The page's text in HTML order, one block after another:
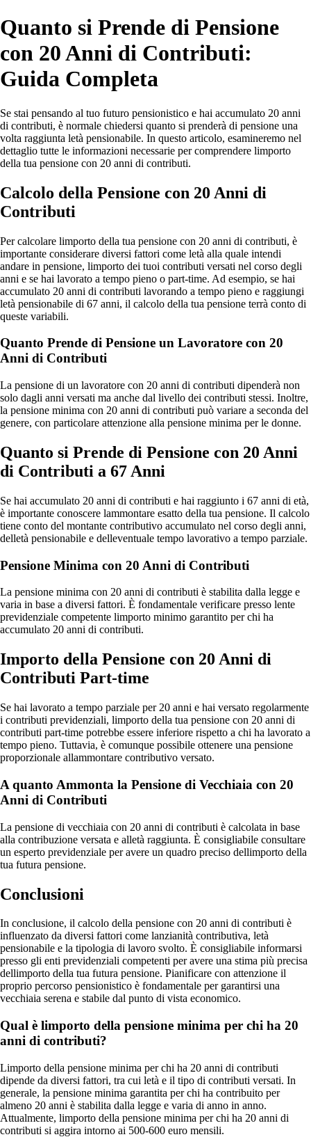
Quanto si Prende di Pensione
con 20 Anni di Contributi:
Guida Completa
Se stai pensando al tuo futuro pensionistico e hai accumulato 20 anni
di contributi, è normale chiedersi quanto si prenderà di pensione una
volta raggiunta letà pensionabile. In questo articolo, esamineremo nel
dettaglio tutte le informazioni necessarie per comprendere limporto
della tua pensione con 20 anni di contributi.
Calcolo della Pensione con 20 Anni di
Contributi
Per calcolare limporto della tua pensione con 20 anni di contributi, è
importante considerare diversi fattori come letà alla quale intendi
andare in pensione, limporto dei tuoi contributi versati nel corso degli
anni e se hai lavorato a tempo pieno o part-time. Ad esempio, se hai
accumulato 20 anni di contributi lavorando a tempo pieno e raggiungi
letà pensionabile di 67 anni, il calcolo della tua pensione terrà conto di
queste variabili.
Quanto Prende di Pensione un Lavoratore con 20
Anni di Contributi
La pensione di un lavoratore con 20 anni di contributi dipenderà non
solo dagli anni versati ma anche dal livello dei contributi stessi. Inoltre,
la pensione minima con 20 anni di contributi può variare a seconda del
genere, con particolare attenzione alla pensione minima per le donne.
Quanto si Prende di Pensione con 20 Anni
di Contributi a 67 Anni
Se hai accumulato 20 anni di contributi e hai raggiunto i 67 anni di età,
è importante conoscere lammontare esatto della tua pensione. Il calcolo
tiene conto del montante contributivo accumulato nel corso degli anni,
delletà pensionabile e delleventuale tempo lavorativo a tempo parziale.
Pensione Minima con 20 Anni di Contributi
La pensione minima con 20 anni di contributi è stabilita dalla legge e
varia in base a diversi fattori. È fondamentale verificare presso lente
previdenziale competente limporto minimo garantito per chi ha
accumulato 20 anni di contributi.
Importo della Pensione con 20 Anni di
Contributi Part-time
Se hai lavorato a tempo parziale per 20 anni e hai versato regolarmente
i contributi previdenziali, limporto della tua pensione con 20 anni di
contributi part-time potrebbe essere inferiore rispetto a chi ha lavorato a
tempo pieno. Tuttavia, è comunque possibile ottenere una pensione
proporzionale allammontare contributivo versato.
A quanto Ammonta la Pensione di Vecchiaia con 20
Anni di Contributi
La pensione di vecchiaia con 20 anni di contributi è calcolata in base
alla contribuzione versata e alletà raggiunta. È consigliabile consultare
un esperto previdenziale per avere un quadro preciso dellimporto della
tua futura pensione.
Conclusioni
In conclusione, il calcolo della pensione con 20 anni di contributi è
influenzato da diversi fattori come lanzianità contributiva, letà
pensionabile e la tipologia di lavoro svolto. È consigliabile informarsi
presso gli enti previdenziali competenti per avere una stima più precisa
dellimporto della tua futura pensione. Pianificare con attenzione il
proprio percorso pensionistico è fondamentale per garantirsi una
vecchiaia serena e stabile dal punto di vista economico.
Qual è limporto della pensione minima per chi ha 20
anni di contributi?
Limporto della pensione minima per chi ha 20 anni di contributi
dipende da diversi fattori, tra cui letà e il tipo di contributi versati. In
generale, la pensione minima garantita per chi ha contribuito per
almeno 20 anni è stabilita dalla legge e varia di anno in anno.
Attualmente, limporto della pensione minima per chi ha 20 anni di
contributi si aggira intorno ai 500-600 euro mensili.